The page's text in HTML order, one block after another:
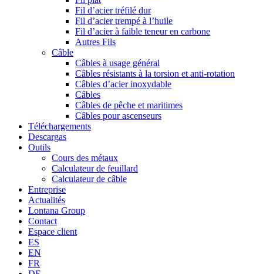
Fil d’acier tréfilé dur
Fil d’acier trempé à l’huile
Fil d’acier à faible teneur en carbone
Autres Fils
Câble
Câbles à usage général
Câbles résistants à la torsion et anti-rotation
Câbles d’acier inoxydable
Câbles
Câbles de pêche et maritimes
Câbles pour ascenseurs
Téléchargements
Descargas
Outils
Cours des métaux
Calculateur de feuillard
Calculateur de câble
Entreprise
Actualités
Lontana Group
Contact
Espace client
ES
EN
FR